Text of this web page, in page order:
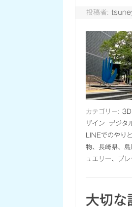
投稿者:
カテゴリー: 3D
ザイン
デジタ
LINEでのやり
物、長崎県、島
ュエリー、プ
大切な